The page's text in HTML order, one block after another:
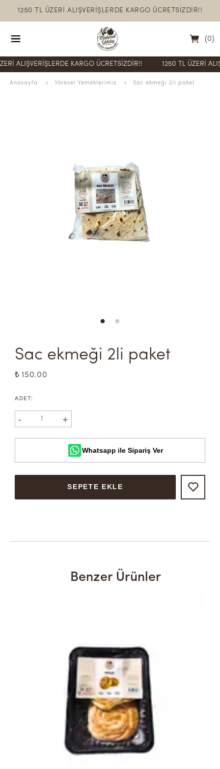
1250 TL ÜZERİ ALIŞVERİŞLERDE KARGO ÜCRETSİZDİR!!
(0)
KARGO ÜCRETSİZDİR!! 1250 TL ÜZERİ
Anasayfa » Yöresel Yemeklerimiz » Sac ekmeği 2li paket
Sac ekmeği 2li paket
₺ 150.00
ADET:
- 1 +
Whatsapp ile Sipariş Ver
SEPETE EKLE
Benzer Ürünler